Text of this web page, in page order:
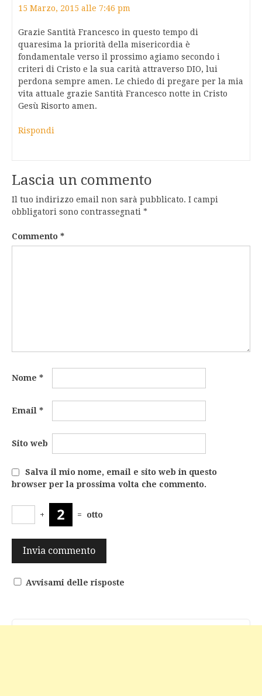
15 Marzo, 2015 alle 7:46 pm
Grazie Santità Francesco in questo tempo di
quaresima la priorità della misericordia è
fondamentale verso il prossimo agiamo secondo i
criteri di Cristo e la sua carità attraverso DIO, lui
perdona sempre amen. Le chiedo di pregare per la mia
vita attuale grazie Santità Francesco notte in Cristo
Gesù Risorto amen.
Rispondi
Lascia un commento
Il tuo indirizzo email non sarà pubblicato. I campi
obbligatori sono contrassegnati *
Commento *
Nome *
Email *
Sito web
Salva il mio nome, email e sito web in questo
browser per la prossima volta che commento.
+ = otto
Avvisami delle risposte